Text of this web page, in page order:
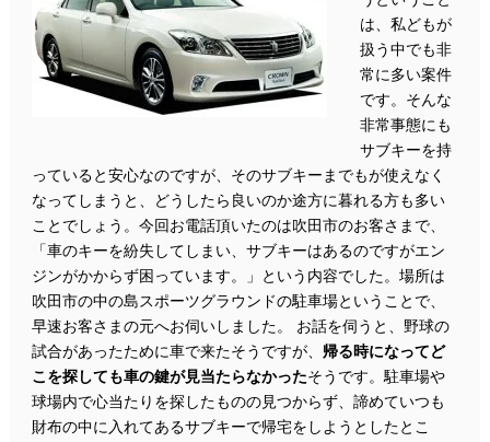
は、私どもが
扱う中でも非
常に多い案件
です。そんな
非常事態にも
サブキーを持
っていると安心なのですが、そのサブキーまでもが使えなく
なってしまうと、どうしたら良いのか途方に暮れる方も多い
ことでしょう。今回お電話頂いたのは吹田市のお客さまで、
「車のキーを紛失してしまい、サブキーはあるのですがエン
ジンがかからず困っています。」という内容でした。場所は
吹田市の中の島スポーツグラウンドの駐車場ということで、
早速お客さまの元へお伺いしました。 お話を伺うと、野球の
試合があったために車で来たそうですが、 帰る時になってど
こを探しても車の鍵が見当たらなかったそうです。駐車場や
球場内で心当たりを探したものの見つからず、諦めていつも
財布の中に入れてあるサブキーで帰宅をしようとしたとこ